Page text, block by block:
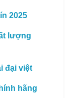
2025
lượng
đại việt
hãng